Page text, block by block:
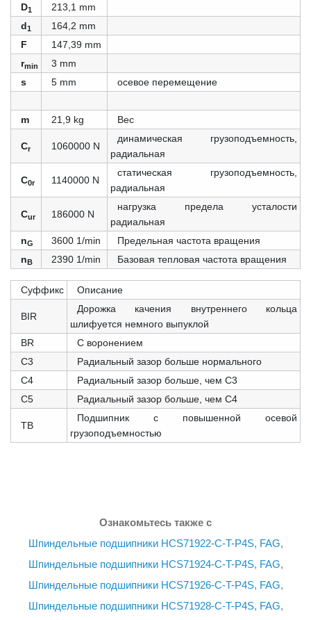
D1
213,1 mm
d1
164,2 mm
F
147,39 mm
rmin
3 mm
s
5 mm осевое перемещение
m 21,9 kg Вес
Cr 1060000 N
динамическая грузоподъемность,
радиальная
C0r 1140000 N
статическая грузоподъемность,
радиальная
Cur 186000 N
нагрузка предела усталости
радиальная
nG 3600 1/min
Предельная частота вращения
nB 2390 1/min Базовая тепловая частота вращения
Суффикс Описание
BIR
Дорожка качения внутреннего кольца
шлифуется немного выпуклой
BR
С воронением
С3
Радиальный зазор больше нормального
C4
Радиальный зазор больше, чем C3
C5
Радиальный зазор больше, чем C4
TB
Подшипник с повышенной осевой
грузоподъемностью
Ознакомьтесь также с
Шпиндельные подшипники HCS71922-C-T-P4S, FAG,
Шпиндельные подшипники HCS71924-C-T-P4S, FAG,
Шпиндельные подшипники HCS71926-C-T-P4S, FAG,
Шпиндельные подшипники HCS71928-C-T-P4S, FAG,